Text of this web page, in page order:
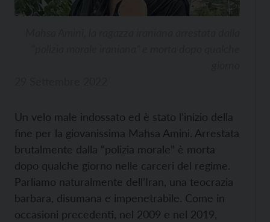
Un velo male indossato ed è stato l’inizio della
fine per la giovanissima Mahsa Amini. Arrestata
brutalmente dalla “polizia morale” è morta
dopo qualche giorno nelle carceri del regime.
Parliamo naturalmente dell’Iran, una teocrazia
barbara, disumana e impenetrabile. Come in
occasioni precedenti, nel 2009 e nel 2019,